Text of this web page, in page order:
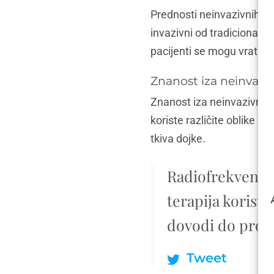
Prednosti neinvazivnih
invazivni od
pacijenti se mogu vratiti
Znanost iza
Znanost iza
koriste različite oblike
tkiva dojke.
terapija koristi
dovodi do
Tweet